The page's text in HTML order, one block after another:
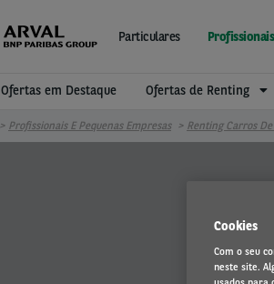
Particulares
Ofertas em Destaque Ofertas de Renting
Profissionais E Pequenas Empresas Renting Carros
Cookies
Com o seu
neste site.